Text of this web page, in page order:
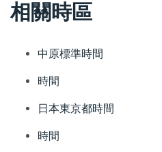
相關時區
中原標準時間
時間
日本東京都時間
時間